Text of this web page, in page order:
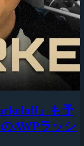
」も予
AWPラッシ